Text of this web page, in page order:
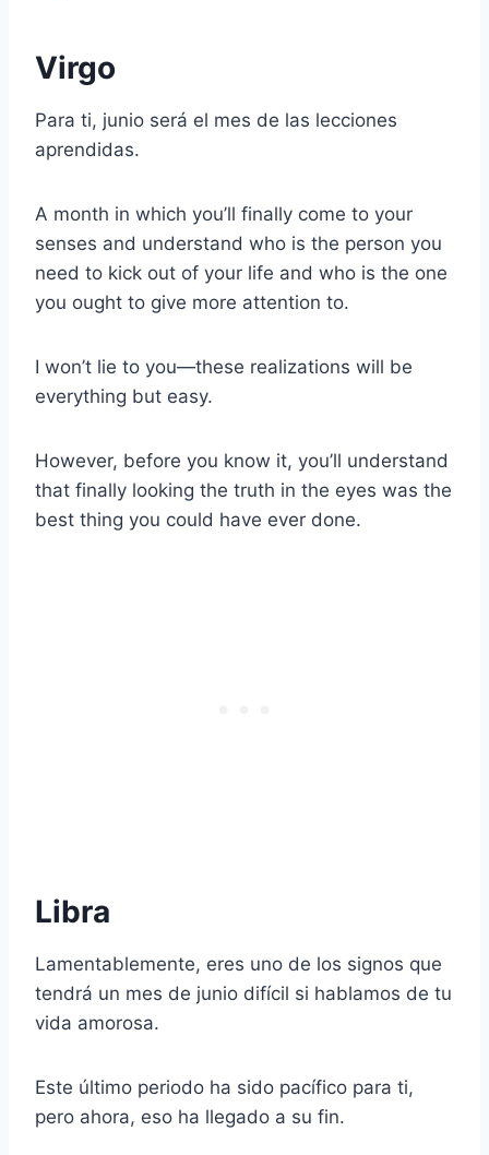
Virgo
Para ti, junio será el mes de las lecciones
aprendidas.
A month in which you’ll finally come to your
senses and understand who is the person you
need to kick out of your life and who is the one
you ought to give more attention to.
I won’t lie to you—these realizations will be
everything but easy.
However, before you know it, you’ll understand
that finally looking the truth in the eyes was the
best thing you could have ever done.
Libra
Lamentablemente, eres uno de los signos que
tendrá un mes de junio difícil si hablamos de tu
vida amorosa.
Este último periodo ha sido pacífico para ti,
pero ahora, eso ha llegado a su fin.